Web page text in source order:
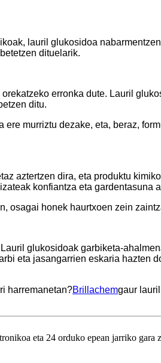
lauril glukosidoa
dituelarik.
erronka dute. Lauril
ditu.
murriztu dezake, eta, beraz,
aztertzen dira, eta produktu
konfiantza eta gardentasuna
osagai honek haurtxoen zein
glukosidoak garbiketa-
eta jasangarrien eskaria hazten
harremanetan?Brillachemgaur
eta 24 orduko epean jarriko gara